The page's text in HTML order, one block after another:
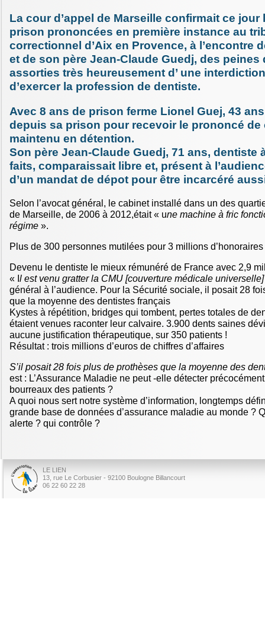
La cour d’appel de Marseille confirmait ce jour
prison prononcées en première instance au
correctionnel d’Aix en Provence, à l’encontre
et de son père Jean-Claude Guedj, des peines
assorties très heureusement d’ une
d’exercer la profession de dentiste.
Avec 8 ans de prison ferme Lionel Guej, 43
depuis sa prison pour recevoir le prononcé de
maintenu en détention.
Son père Jean-Claude Guedj, 71 ans, dentiste
faits, comparaissait libre et, présent à
d’un mandat de dépot pour être incarcéré
Selon l’avocat général, le cabinet installé dans un des
de Marseille, de 2006 à 2012,était « une machine à fric
régime ».
Plus de 300 personnes mutilées pour 3 millions d’honoraires
Devenu le dentiste le mieux rémunéré de France avec 2,9
« I l est venu gratter la CMU [couverture médicale
général à l’audience. Pour la Sécurité sociale, il posait 28
que la moyenne des dentistes français
Kystes à répétition, bridges qui tombent, pertes totales de
étaient venues raconter leur calvaire. 3.900 dents saines
aucune justification thérapeutique, sur 350 patients !
Résultat : trois millions d’euros de chiffres d’affaires
S’il posait 28 fois plus de prothèses que la moyenne des
est : L’Assurance Maladie ne peut -elle détecter
bourreaux des patients ?
A quoi nous sert notre système d’information, longtemps
grande base de données d’assurance maladie au monde ?
alerte ? qui contrôle ?
LE LIEN
13, rue Le Corbusier - 92100 Boulogne Billancourt
06 22 60 22 28